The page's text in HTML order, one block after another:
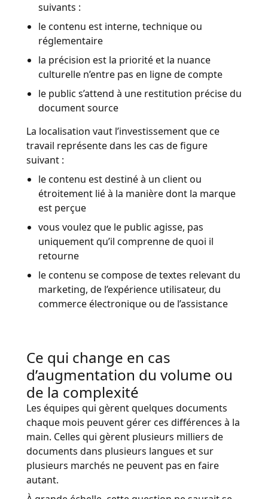
suivants :
le contenu est interne, technique ou
réglementaire
la précision est la priorité et la nuance
culturelle n’entre pas en ligne de compte
le public s’attend à une restitution précise du
document source
La localisation vaut l’investissement que ce
travail représente dans les cas de figure
suivant :
le contenu est destiné à un client ou
étroitement lié à la manière dont la marque
est perçue
vous voulez que le public agisse, pas
uniquement qu’il comprenne de quoi il
retourne
le contenu se compose de textes relevant du
marketing, de l’expérience utilisateur, du
commerce électronique ou de l’assistance
Ce qui change en cas
d’augmentation du volume ou
de la complexité
Les équipes qui gèrent quelques documents
chaque mois peuvent gérer ces différences à la
main. Celles qui gèrent plusieurs milliers de
documents dans plusieurs langues et sur
plusieurs marchés ne peuvent pas en faire
autant.